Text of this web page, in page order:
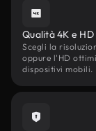
Qualità 4K e HD
Scegli la
oppure l'HD
dispositivi mobili.